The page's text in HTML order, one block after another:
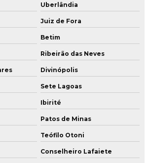
revestimento uretano
revestimento uretano em sp
piso
piso industrial em mg
piso industrial no rj
piso industrial em sp
piso
Uberlândia
Juiz de Fora
Betim
Ribeirão das Neves
Divinópolis
Sete Lagoas
Ibirité
Patos de Minas
Teófilo Otoni
Conselheiro Lafaiete